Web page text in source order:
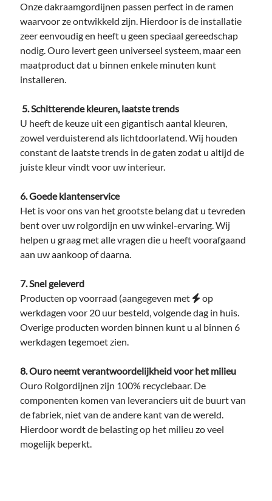
Onze dakraamgordijnen passen perfect in de ramen
waarvoor ze ontwikkeld zijn. Hierdoor is de installatie
zeer eenvoudig en heeft u geen speciaal gereedschap
nodig. Ouro levert geen universeel systeem, maar een
maatproduct dat u binnen enkele minuten kunt
installeren.
5. Schitterende kleuren, laatste trends
U heeft de keuze uit een gigantisch aantal kleuren,
zowel verduisterend als lichtdoorlatend. Wij houden
constant de laatste trends in de gaten zodat u altijd de
juiste kleur vindt voor uw interieur.
6. Goede klantenservice
Het is voor ons van het grootste belang dat u tevreden
bent over uw rolgordijn en uw winkel-ervaring. Wij
helpen u graag met alle vragen die u heeft voorafgaand
aan uw aankoop of daarna.
7. Snel geleverd
Producten op voorraad (aangegeven met
op
werkdagen voor 20 uur besteld, volgende dag in huis.
Overige producten worden binnen kunt u al binnen 6
werkdagen tegemoet zien.
8. Ouro neemt verantwoordelijkheid voor het milieu
Ouro Rolgordijnen zijn 100% recyclebaar. De
componenten komen van leveranciers uit de buurt van
de fabriek, niet van de andere kant van de wereld.
Hierdoor wordt de belasting op het milieu zo veel
mogelijk beperkt.